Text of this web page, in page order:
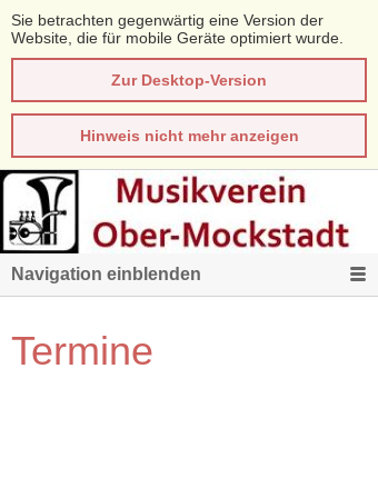
Sie betrachten gegenwärtig eine Version der
Website, die für mobile Geräte optimiert wurde.
Zur Desktop-Version
Hinweis nicht mehr anzeigen
Navigation einblenden
Termine